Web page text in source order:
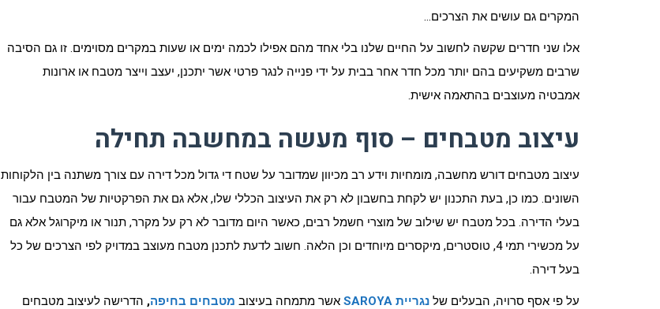
המקרים גם עושים את הצרכים…
אלו שני חדרים שקשה לחשוב על החיים שלנו בלי אחד מהם אפילו לכמה ימים או שעות במקרים מסוימים. זו גם הסיבה
שרבים משקיעים בהם יותר מכל חדר אחר בבית על ידי פנייה לנגר פרטי אשר יתכנן, יעצב וייצר מטבח או ארונות
אמבטיה מעוצבים בהתאמה אישית.
עיצוב מטבחים – סוף מעשה במחשבה תחילה
עיצוב מטבחים דורש מחשבה, מומחיות וידע רב מכיוון שמדובר על שטח די גדול מכל דירה עם צורך משתנה בין הלקוחות
השונים. כמו כן, בעת התכנון יש לקחת בחשבון לא רק את העיצוב הכללי שלו, אלא גם את הפרקטיות של המטבח עבור
בעלי הדירה. בכל מטבח יש שילוב של מוצרי חשמל רבים, כאשר היום מדובר לא רק על מקרר, תנור או מיקרוגל אלא גם
על מכשירי תמי 4, טוסטרים, מיקסרים מיוחדים וכן הלאה. חשוב לדעת לתכנן מטבח מעוצב במדויק לפי הצרכים של כל
בעל דירה.
על פי אסף סרויה, הבעלים של נגריית SAROYA אשר מתמחה בעיצוב מטבחים בחיפה, הדרישה לעיצוב מטבחים